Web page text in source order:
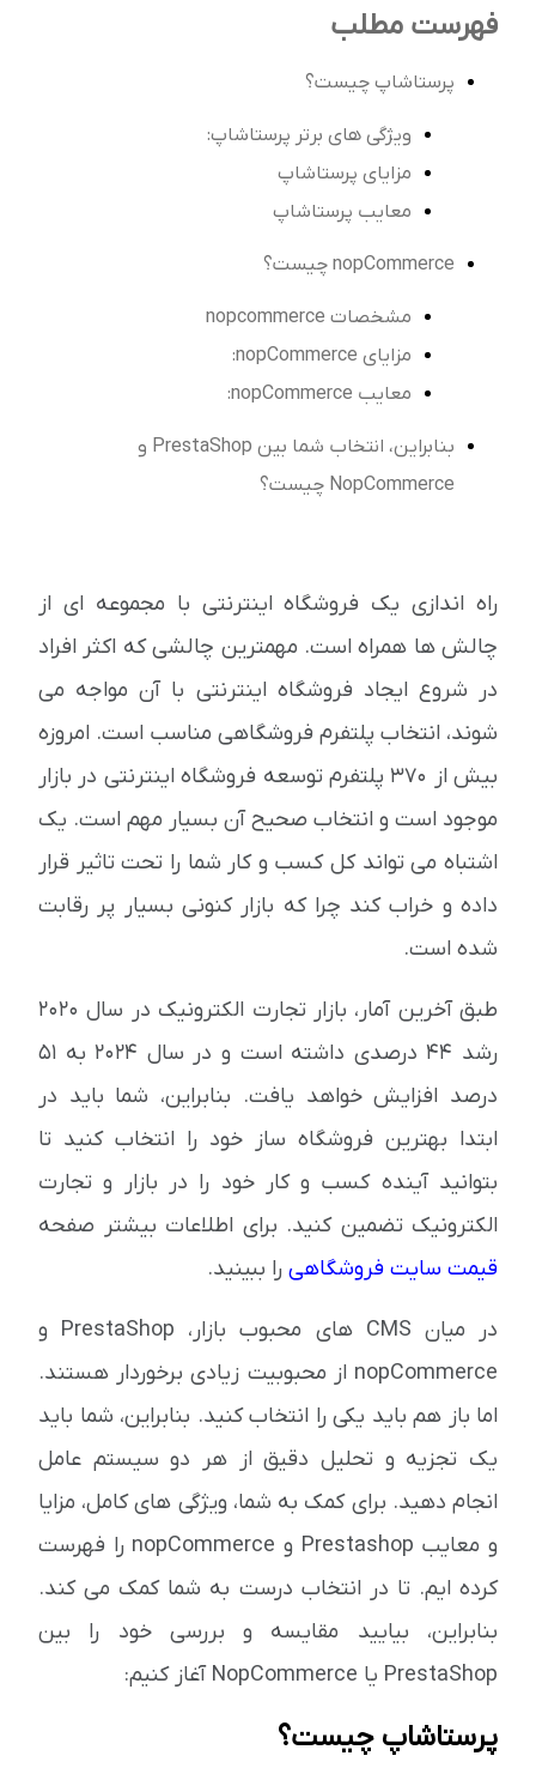
فهرست مطلب
پرستاشاپ چیست؟
ویژگی های برتر پرستاشاپ:
مزایای پرستاشاپ
معایب پرستاشاپ
nopCommerce چیست؟
مشخصات nopcommerce
مزایای nopCommerce:
معایب nopCommerce:
بنابراین، انتخاب شما بین PrestaShop و
NopCommerce چیست؟
راه اندازی یک فروشگاه اینترنتی با مجموعه ای از
چالش ها همراه است. مهمترین چالشی که اکثر افراد
در شروع ایجاد فروشگاه اینترنتی با آن مواجه می
شوند، انتخاب پلتفرم فروشگاهی مناسب است. امروزه
بیش از 370 پلتفرم توسعه فروشگاه اینترنتی در بازار
موجود است و انتخاب صحیح آن بسیار مهم است. یک
اشتباه می تواند کل کسب و کار شما را تحت تاثیر قرار
داده و خراب کند چرا که بازار کنونی بسیار پر رقابت
شده است.
طبق آخرین آمار، بازار تجارت الکترونیک در سال 2020
رشد 44 درصدی داشته است و در سال 2024 به 51
درصد افزایش خواهد یافت. بنابراین، شما باید در
ابتدا بهترین فروشگاه ساز خود را انتخاب کنید تا
بتوانید آینده کسب و کار خود را در بازار و تجارت
الکترونیک تضمین کنید. برای اطلاعات بیشتر صفحه
قیمت سایت فروشگاهی را ببینید.
در میان CMS های محبوب بازار، PrestaShop و
nopCommerce از محبوبیت زیادی برخوردار هستند.
اما باز هم باید یکی را انتخاب کنید. بنابراین، شما باید
یک تجزیه و تحلیل دقیق از هر دو سیستم عامل
انجام دهید. برای کمک به شما، ویژگی های کامل، مزایا
و معایب Prestashop و nopCommerce را فهرست
کرده ایم. تا در انتخاب درست به شما کمک می کند.
بنابراین، بیایید مقایسه و بررسی خود را بین
PrestaShop یا NopCommerce آغاز کنیم:
پرستاشاپ چیست؟